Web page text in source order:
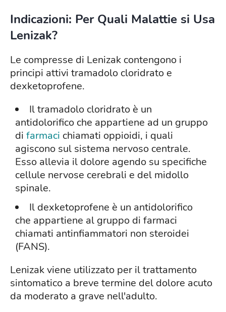
Indicazioni: Per Quali Malattie si Usa
Lenizak?
Le compresse di Lenizak contengono i
principi attivi tramadolo cloridrato e
dexketoprofene.
Il tramadolo cloridrato è un
antidolorifico che appartiene ad un gruppo
di farmaci chiamati oppioidi, i quali
agiscono sul sistema nervoso centrale.
Esso allevia il dolore agendo su specifiche
cellule nervose cerebrali e del midollo
spinale.
Il dexketoprofene è un antidolorifico
che appartiene al gruppo di farmaci
chiamati antinfiammatori non steroidei
(FANS).
Lenizak viene utilizzato per il trattamento
sintomatico a breve termine del dolore acuto
da moderato a grave nell'adulto.